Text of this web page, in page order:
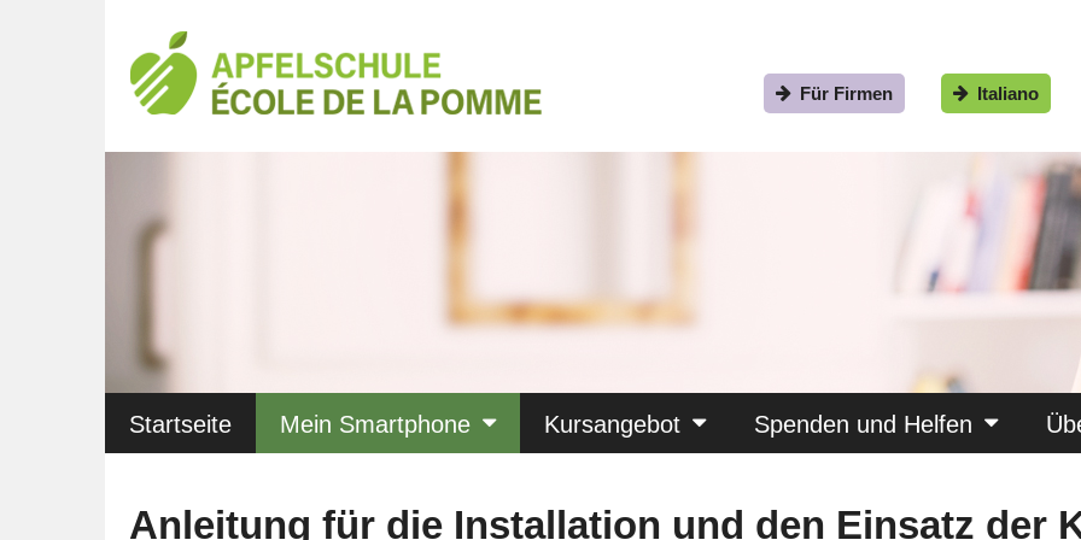
Italiano
Für Firmen
Startseite Mein Smartphone Kursangebot Spenden und Helfen
Anleitung für die Installation und den Einsatz der